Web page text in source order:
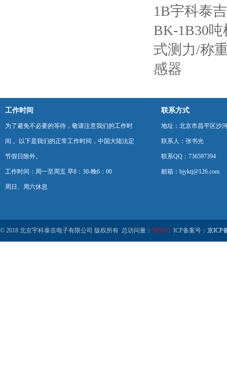
1B宇科泰
BK-1B30
式测力/称
感器
工作时间
为了避免不必要的等待，敬请注意我们的工作时
间 。以下是我们的正常工作时间，中国大陆法定
节假日除外。
工作时间：周一至周五 早8：30-晚6：00
周日、周六休息
联系方式
地址：北京市昌平区沙
联系人：张书光
联系QQ：736597394
邮箱：bjyktj@126.com
© 2018 北京宇科泰吉电子有限公司 版权所有 总访问量： 585113 ICP备案号： 京ICP